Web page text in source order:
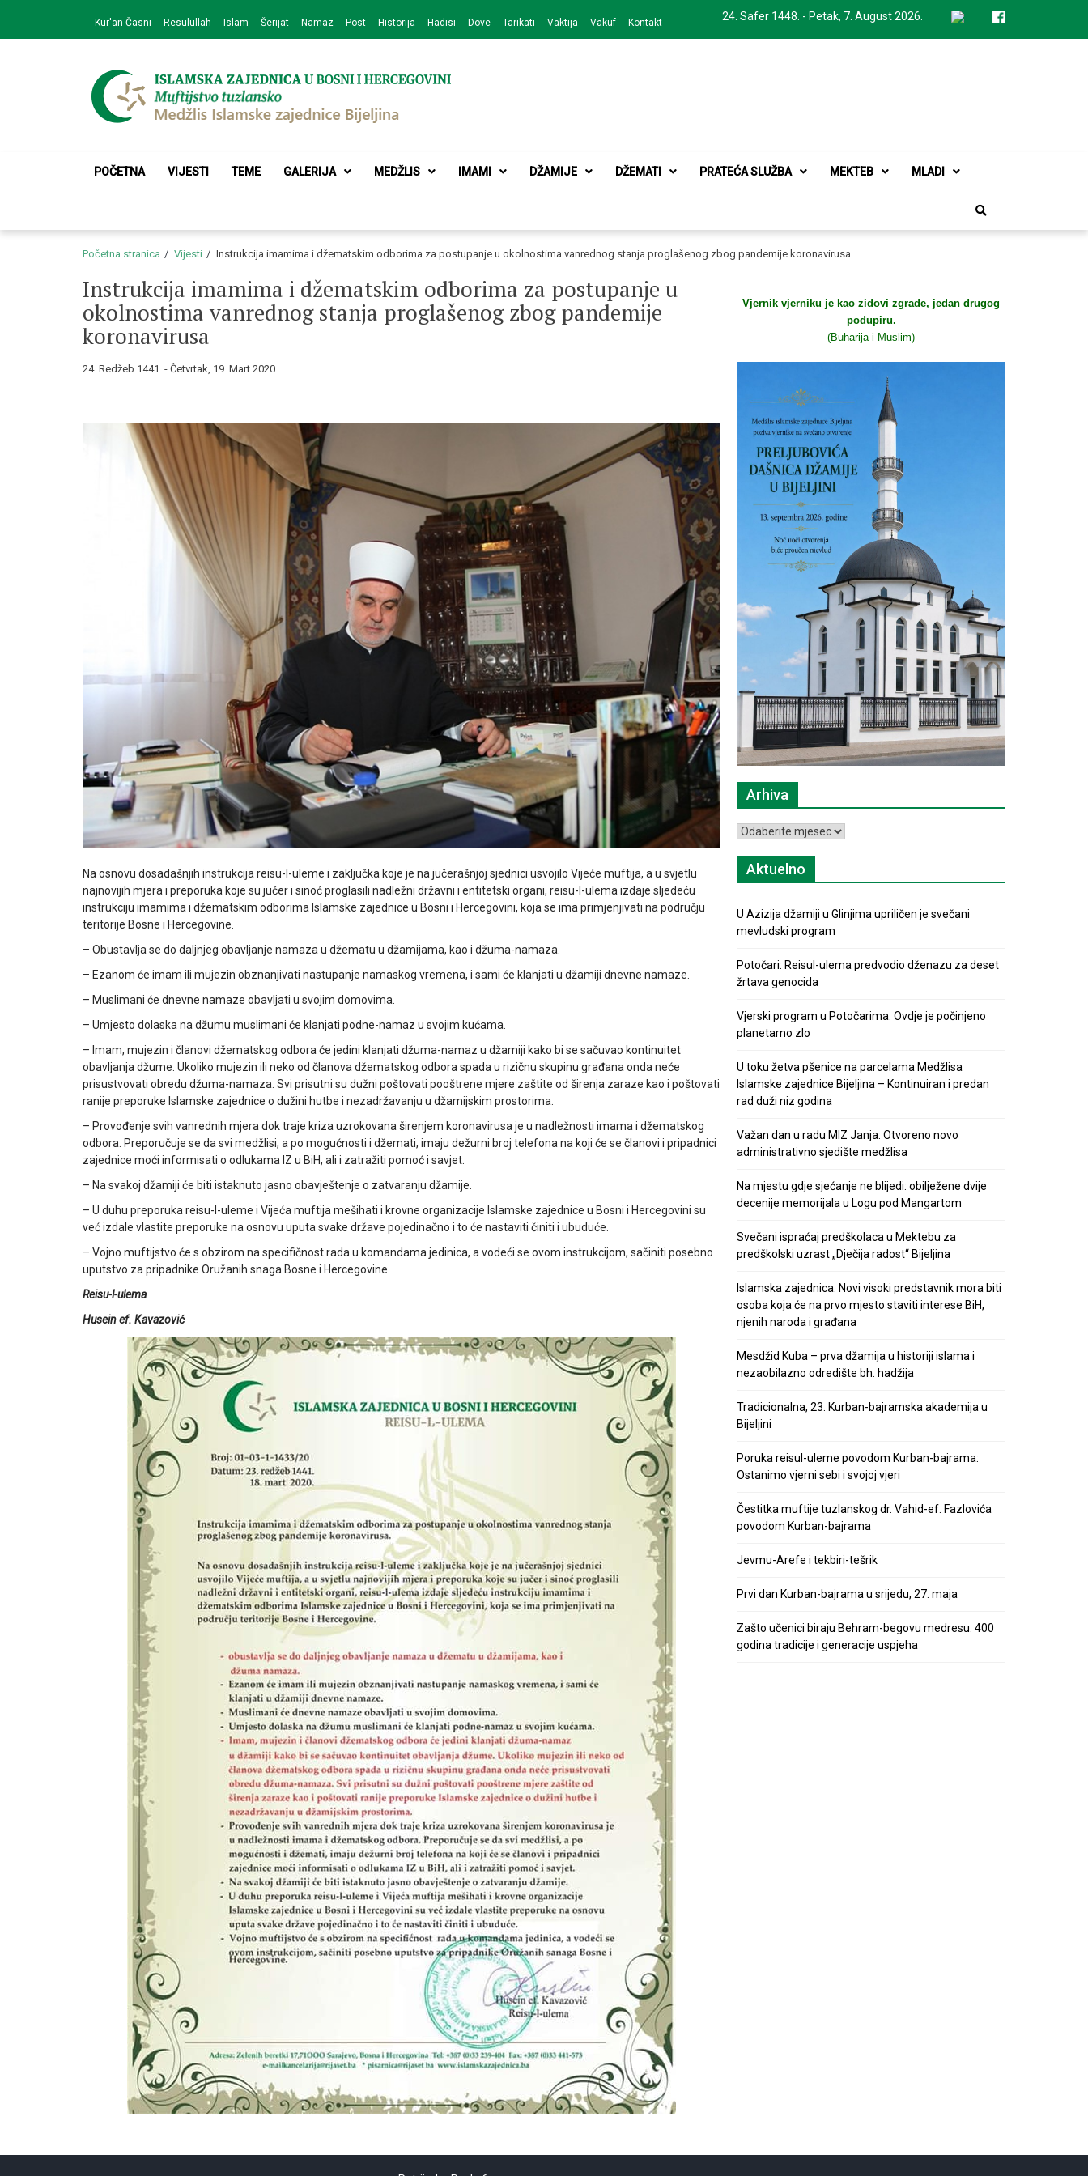
navigation
content
24. Safer 1448. - Petak, 7. August 2026.
Kur'an Časni Resulullah Islam Šerijat Namaz Post Historija Hadisi Dove Tarikati Vaktija Vakuf Kontakt
Medžlis Islamske zajednice Bijeljina
POČETNA VIJESTI TEME GALERIJA MEDŽLIS IMAMI DŽAMIJE DŽEMATI PRATEĆA SLUŽBA MEKTEB MLADI
Početna stranica Vijesti Instrukcija imamima i džematskim odborima za postupanje u okolnostima vanrednog stanja proglašenog zbog pandemije koronavirusa
Instrukcija imamima i džematskim odborima za postupanje u
okolnostima vanrednog stanja proglašenog zbog pandemije
koronavirusa
24. Redžeb 1441. - Četvrtak, 19. Mart 2020.
Na osnovu dosadašnjih instrukcija reisu-l-uleme i zaključka koje je na jučerašnjoj sjednici usvojilo Vijeće muftija, a u svjetlu
najnovijih mjera i preporuka koje su jučer i sinoć proglasili nadležni državni i entitetski organi, reisu-l-ulema izdaje sljedeću
instrukciju imamima i džematskim odborima Islamske zajednice u Bosni i Hercegovini, koja se ima primjenjivati na području
teritorije Bosne i Hercegovine.
– Obustavlja se do daljnjeg obavljanje namaza u džematu u džamijama, kao i džuma-namaza.
– Ezanom će imam ili mujezin obznanjivati nastupanje namaskog vremena, i sami će klanjati u džamiji dnevne namaze.
– Muslimani će dnevne namaze obavljati u svojim domovima.
– Umjesto dolaska na džumu muslimani će klanjati podne-namaz u svojim kućama.
– Imam, mujezin i članovi džematskog odbora će jedini klanjati džuma-namaz u džamiji kako bi se sačuvao kontinuitet
obavljanja džume. Ukoliko mujezin ili neko od članova džematskog odbora spada u rizičnu skupinu građana onda neće
prisustvovati obredu džuma-namaza. Svi prisutni su dužni poštovati pooštrene mjere zaštite od širenja zaraze kao i poštovati
ranije preporuke Islamske zajednice o dužini hutbe i nezadržavanju u džamijskim prostorima.
– Provođenje svih vanrednih mjera dok traje kriza uzrokovana širenjem koronavirusa je u nadležnosti imama i džematskog
odbora. Preporučuje se da svi medžlisi, a po mogućnosti i džemati, imaju dežurni broj telefona na koji će se članovi i pripadnici
zajednice moći informisati o odlukama IZ u BiH, ali i zatražiti pomoć i savjet.
– Na svakoj džamiji će biti istaknuto jasno obavještenje o zatvaranju džamije.
– U duhu preporuka reisu-l-uleme i Vijeća muftija mešihati i krovne organizacije Islamske zajednice u Bosni i Hercegovini su
već izdale vlastite preporuke na osnovu uputa svake države pojedinačno i to će nastaviti činiti i ubuduće.
– Vojno muftijstvo će s obzirom na specifičnost rada u komandama jedinica, a vodeći se ovom instrukcijom, sačiniti posebno
uputstvo za pripadnike Oružanih snaga Bosne i Hercegovine.
Reisu-l-ulema
Husein ef. Kavazović
Vjernik vjerniku je kao zidovi zgrade, jedan drugog
podupiru.
(Buharija i Muslim)
Arhiva
Arhiva
Aktuelno
U Azizija džamiji u Glinjima upriličen je svečani
mevludski program
Potočari: Reisul-ulema predvodio dženazu za deset
žrtava genocida
Vjerski program u Potočarima: Ovdje je počinjeno
planetarno zlo
U toku žetva pšenice na parcelama Medžlisa
Islamske zajednice Bijeljina – Kontinuiran i predan
rad duži niz godina
Važan dan u radu MIZ Janja: Otvoreno novo
administrativno sjedište medžlisa
Na mjestu gdje sjećanje ne blijedi: obilježene dvije
decenije memorijala u Logu pod Mangartom
Svečani ispraćaj predškolaca u Mektebu za
predškolski uzrast „Dječija radost“ Bijeljina
Islamska zajednica: Novi visoki predstavnik mora biti
osoba koja će na prvo mjesto staviti interese BiH,
njenih naroda i građana
Mesdžid Kuba – prva džamija u historiji islama i
nezaobilazno odredište bh. hadžija
Tradicionalna, 23. Kurban-bajramska akademija u
Bijeljini
Poruka reisul-uleme povodom Kurban-bajrama:
Ostanimo vjerni sebi i svojoj vjeri
Čestitka muftije tuzlanskog dr. Vahid-ef. Fazlovića
povodom Kurban-bajrama
Jevmu-Arefe i tekbiri-tešrik
Prvi dan Kurban-bajrama u srijedu, 27. maja
Zašto učenici biraju Behram-begovu medresu: 400
godina tradicije i generacije uspjeha